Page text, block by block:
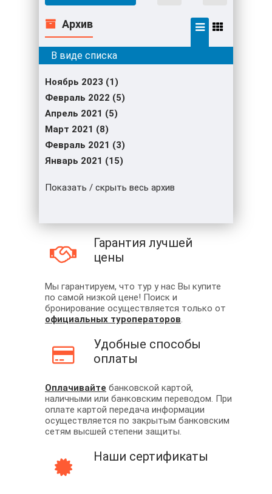
Архив
Ноябрь 2023 (1)
Февраль 2022 (5)
Апрель 2021 (5)
Март 2021 (8)
Февраль 2021 (3)
Январь 2021 (15)
Показать / скрыть весь архив
Гарантия лучшей
цены
Мы гарантируем, что тур у нас Вы купите
по самой низкой цене! Поиск и
бронирование осуществляется только от
официальных туроператоров.
Удобные способы
оплаты
Оплачивайте банковской картой,
наличными или банковским переводом. При
оплате картой передача информации
осуществляется по закрытым банковским
сетям высшей степени защиты.
Наши сертификаты